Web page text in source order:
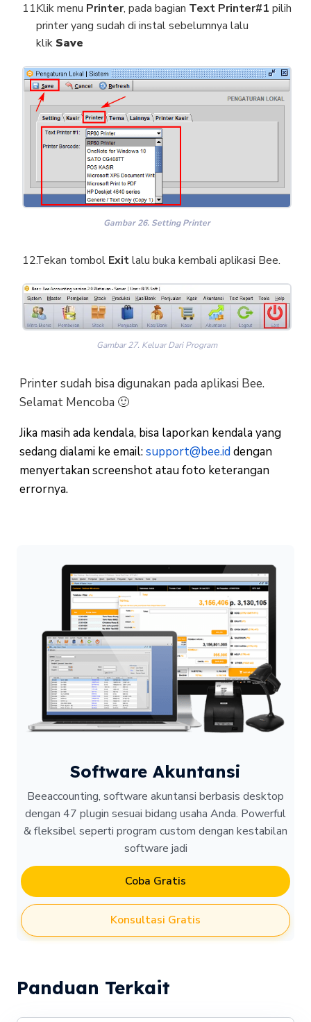
Klik menu Printer, pada bagian Text Printer#1 pilih
printer yang sudah di instal sebelumnya lalu
klik Save
Gambar 26. Setting Printer
Tekan tombol Exitlalu buka kembali aplikasi Bee.
Gambar 27. Keluar Dari Program
Printer sudah bisa digunakan pada aplikasi Bee.
Selamat Mencoba 🙂
Jika masih ada kendala, bisa laporkan kendala yang
sedang dialami ke email:support@bee.id dengan
menyertakan screenshot atau foto keterangan
errornya.
Software Akuntansi
Beeaccounting, software akuntansi berbasis desktop
dengan 47 plugin sesuai bidang usaha Anda. Powerful
& fleksibel seperti program custom dengan kestabilan
software jadi
Coba Gratis
Konsultasi Gratis
Panduan Terkait